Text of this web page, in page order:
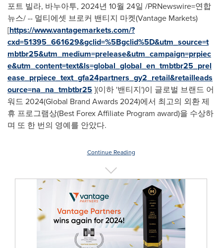
포트 빌라, 바누아투, 2024년 10월 24일 /PRNewswire=연합
뉴스/ -- 멀티에셋 브로커 밴티지 마켓(Vantage Markets)
[https://www.vantagemarkets.com/?
cxd=51395_661629&gclid=%5Bgclid%5D&utm_source=t
mbtbr25&utm_medium=prelease&utm_campaign=prpiec
e&utm_content=text&ls=global_global_en_tmbtbr25_prel
ease_prpiece_text_gfa24partners_gy2_retail&retailleads
ource=na_na_tmbtbr25](이하 '밴티지')이 글로벌 브랜드 어
워드 2024(Global Brand Awards 2024)에서 최고의 외환 제
휴 프로그램상(Best Forex Affiliate Program award)을 수상하
며 또 한 번의 영예를 안았다.
Continue Reading